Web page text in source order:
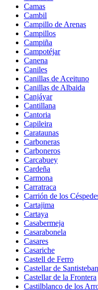
Camas
Cambil
Campillo de Arenas
Campillos
Campiña
Campotéjar
Canena
Caniles
Canillas de Aceituno
Canillas de Albaida
Canjáyar
Cantillana
Cantoria
Capileira
Carataunas
Carboneras
Carboneros
Carcabuey
Cardeña
Carmona
Carratraca
Carrión de los
Cartajima
Cartaya
Casabermeja
Casarabonela
Casares
Casariche
Castell de Ferro
Castellar de Santisteban
Castellar de la Frontera
Castilblanco de los